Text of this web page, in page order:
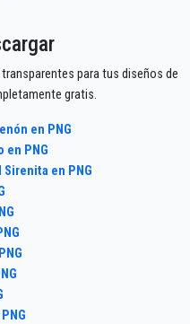
transparentes para tus diseños de
gratis.
en PNG
en PNG
en PNG